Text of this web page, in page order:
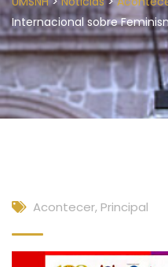
Internacional sobre
Acontecer, Principal